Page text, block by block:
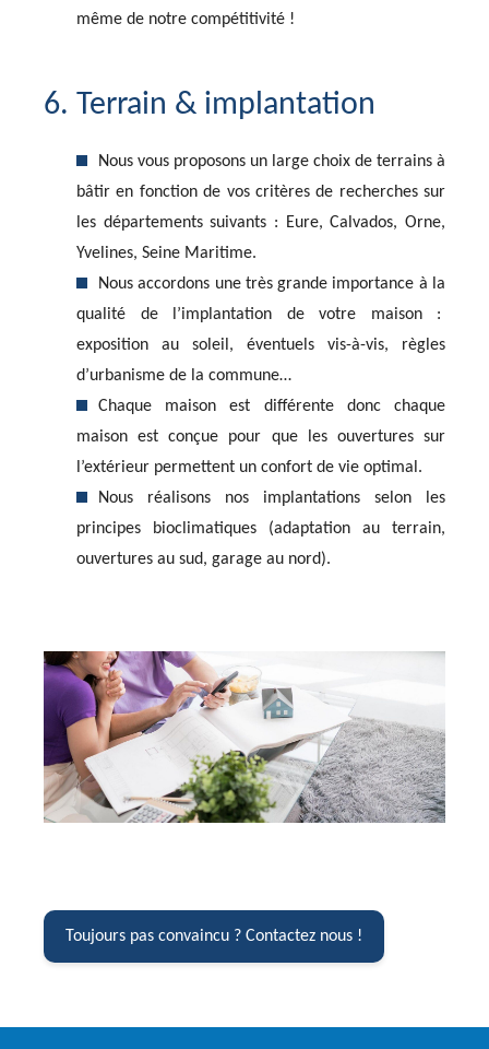
même de notre compétitivité !
6. Terrain & implantation
Nous vous proposons un large choix de terrains à
bâtir en fonction de vos critères de recherches sur
les départements suivants : Eure, Calvados, Orne,
Yvelines, Seine Maritime.
Nous accordons une très grande importance à la
qualité de l’implantation de votre maison :
exposition au soleil, éventuels vis-à-vis, règles
d’urbanisme de la commune…
Chaque maison est différente donc chaque
maison est conçue pour que les ouvertures sur
l’extérieur permettent un confort de vie optimal.
Nous réalisons nos implantations selon les
principes bioclimatiques (adaptation au terrain,
ouvertures au sud, garage au nord).
Toujours pas convaincu ? Contactez nous !